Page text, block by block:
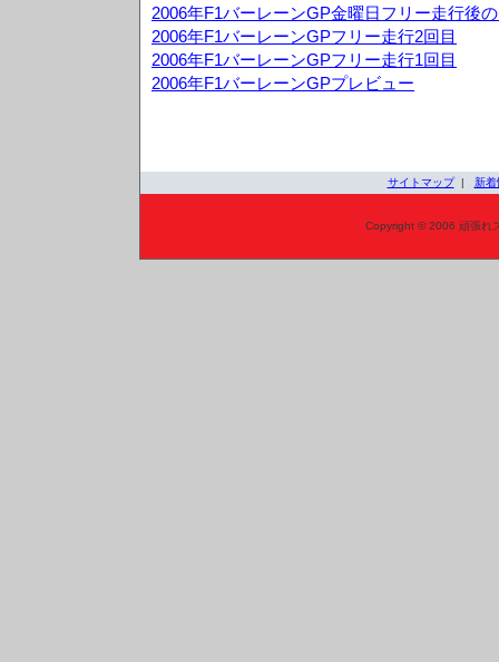
2006年F1バーレーンGP金曜日フリー走行後
2006年F1バーレーンGPフリー走行2回目
2006年F1バーレーンGPフリー走行1回目
2006年F1バーレーンGPプレビュー
サイトマップ| 新着
Copyright © 2006 頑張れ